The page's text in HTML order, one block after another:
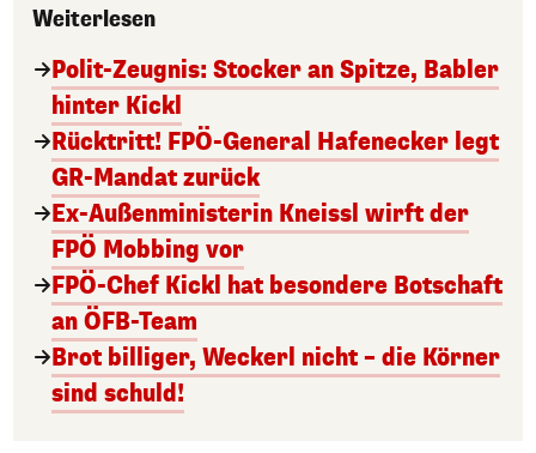
Weiterlesen
Polit-Zeugnis: Stocker an Spitze, Babler
hinter Kickl
Rücktritt! FPÖ-General Hafenecker legt
GR-Mandat zurück
Ex-Außenministerin Kneissl wirft der
FPÖ Mobbing vor
FPÖ-Chef Kickl hat besondere Botschaft
an ÖFB-Team
Brot billiger, Weckerl nicht – die Körner
sind schuld!